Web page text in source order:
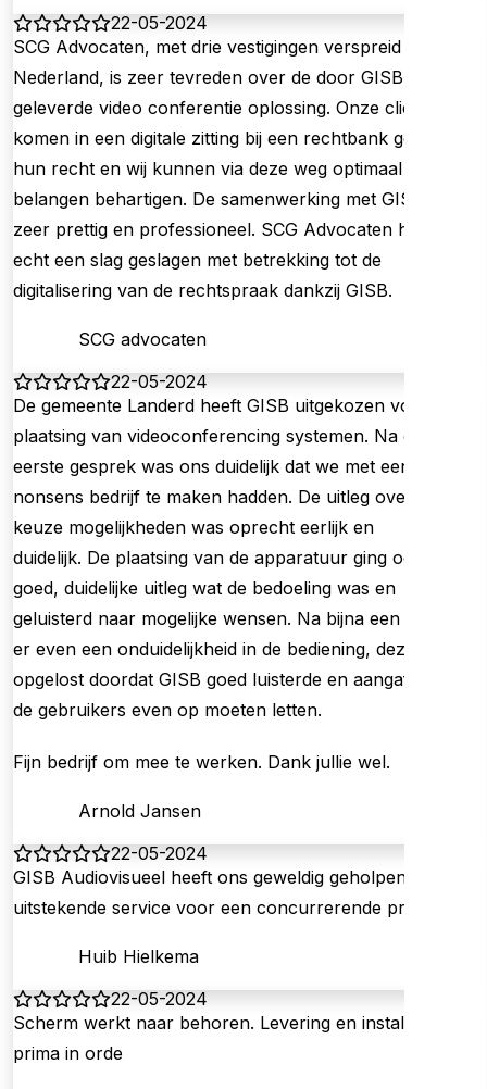
22-05-2024
SCG Advocaten, met drie vestigingen verspreid over
Nederland, is zeer tevreden over de door GISB
geleverde video conferentie oplossing. Onze cliënten
komen in een digitale zitting bij een rechtbank goed tot
hun recht en wij kunnen via deze weg optimaal hun
belangen behartigen. De samenwerking met GISB was
zeer prettig en professioneel. SCG Advocaten heeft
echt een slag geslagen met betrekking tot de
digitalisering van de rechtspraak dankzij GISB.
SCG advocaten
22-05-2024
De gemeente Landerd heeft GISB uitgekozen voor de
plaatsing van videoconferencing systemen. Na een
eerste gesprek was ons duidelijk dat we met een no
nonsens bedrijf te maken hadden. De uitleg over de
keuze mogelijkheden was oprecht eerlijk en
duidelijk. De plaatsing van de apparatuur ging ook
goed, duidelijke uitleg wat de bedoeling was en
geluisterd naar mogelijke wensen. Na bijna een jaar was
er even een onduidelijkheid in de bediening, deze is
opgelost doordat GISB goed luisterde en aangaf waar
de gebruikers even op moeten letten.
Fijn bedrijf om mee te werken. Dank jullie wel.
Arnold Jansen
22-05-2024
GISB Audiovisueel heeft ons geweldig geholpen:
uitstekende service voor een concurrerende prijs!
Huib Hielkema
22-05-2024
Scherm werkt naar behoren. Levering en installatie
prima in orde